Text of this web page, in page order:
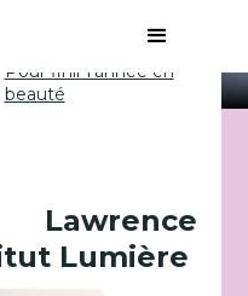
en beauté
Pour finir l'année en
beauté
Lumière